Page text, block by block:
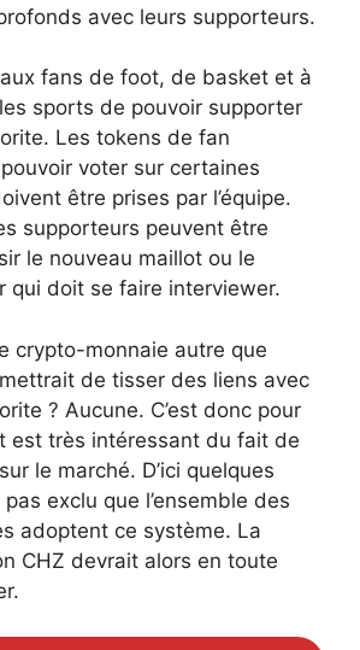
avec leurs supporteurs.
fans de foot, de basket et à
sports de pouvoir supporter
Les tokens de fan
voter sur certaines
être prises par l’équipe.
supporteurs peuvent être
le nouveau maillot ou le
qui doit se faire interviewer.
crypto-monnaie autre que
de tisser des liens avec
? Aucune. C’est donc pour
est très intéressant du fait de
le marché. D’ici quelques
pas exclu que l’ensemble des
adoptent ce système. La
CHZ devrait alors en toute